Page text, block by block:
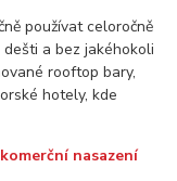
používat celoročně
a bez jakéhokoli
rooftop bary,
hotely, kde
nasazení